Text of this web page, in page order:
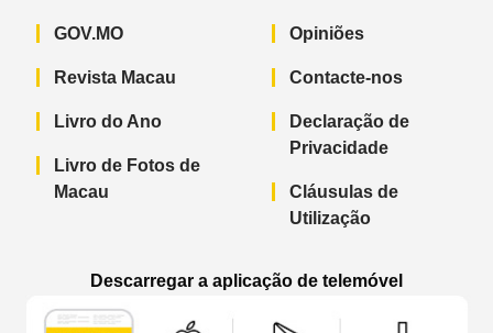
GOV.MO
Revista Macau
Livro do Ano
Livro de Fotos de
Macau
Opiniões
Contacte-nos
Declaração de
Privacidade
Cláusulas de
Utilização
Descarregar a aplicação de telemóvel